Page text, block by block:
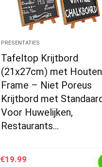
PRESENTATIES
Tafeltop Krijtbord
(21x27cm) met Houten
Frame – Niet Poreus
Krijtbord met
Voor Huwelijken,
Restaurants…
€19.99